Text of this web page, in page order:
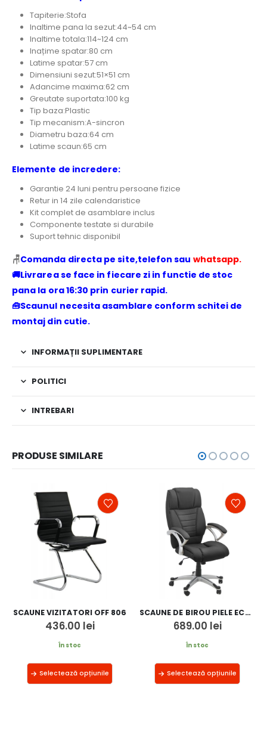
Tapiterie:Stofa
Inaltime pana la sezut:44~54 cm
Inaltime totala:114~124 cm
Inațime spatar:80 cm
Latime spatar:57 cm
Dimensiuni sezut:51×51 cm
Adancime maxima:62 cm
Greutate suportata:100 kg
Tip baza:Plastic
Tip mecanism:A-sincron
Diametru baza:64 cm
Latime scaun:65 cm
Elemente de incredere:
Garantie 24 luni pentru persoane fizice
Retur in 14 zile calendaristice
Kit complet de asamblare inclus
Componente testate si durabile
Suport tehnic disponibil
🪑Comanda directa pe site,telefon sau whatsapp.
🚚Livrarea se face in fiecare zi in functie de stoc
pana la ora 16:30 prin curier rapid.
🧰Scaunul necesita asamblare conform schitei de
montaj din cutie.
INFORMAȚII SUPLIMENTARE
POLITICI
INTREBARI
PRODUSE SIMILARE
SCAUNE VIZITATORI OFF 806
436.00 lei
În stoc
Selectează opțiunile
SCAUNE DE BIROU PIELE ECOLOGICA OFF 223
689.00 lei
În stoc
Selectează opțiunile